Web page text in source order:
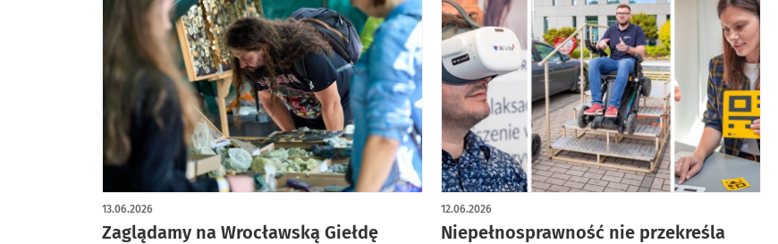
Zaglądamy na Wrocławską Giełdę
13.06.2026
artykuł z galerią zdjęć
Niepełnosprawność nie przekreśla
12.06.2026